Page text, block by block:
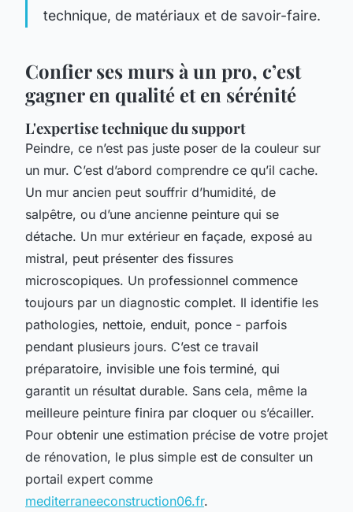
technique, de matériaux et de savoir-faire.
Confier ses murs à un pro, c’est
gagner en qualité et en sérénité
L'expertise technique du support
Peindre, ce n’est pas juste poser de la couleur sur
un mur. C’est d’abord comprendre ce qu’il cache.
Un mur ancien peut souffrir d’humidité, de
salpêtre, ou d’une ancienne peinture qui se
détache. Un mur extérieur en façade, exposé au
mistral, peut présenter des fissures
microscopiques. Un professionnel commence
toujours par un diagnostic complet. Il identifie les
pathologies, nettoie, enduit, ponce - parfois
pendant plusieurs jours. C’est ce travail
préparatoire, invisible une fois terminé, qui
garantit un résultat durable. Sans cela, même la
meilleure peinture finira par cloquer ou s’écailler.
Pour obtenir une estimation précise de votre projet
de rénovation, le plus simple est de consulter un
portail expert comme
mediterraneeconstruction06.fr.